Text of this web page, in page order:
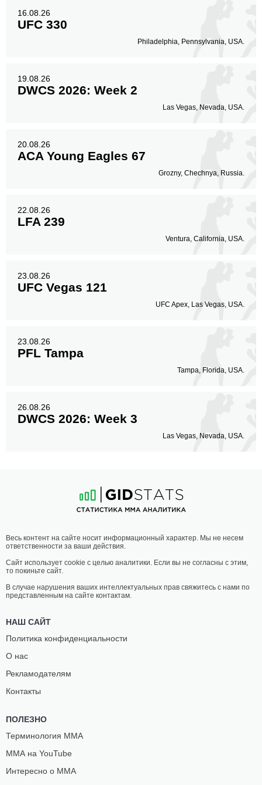
16.08.26
UFC 330
Philadelphia, Pennsylvania, USA.
19.08.26
DWCS 2026: Week 2
Las Vegas, Nevada, USA.
20.08.26
ACA Young Eagles 67
Grozny, Chechnya, Russia.
22.08.26
LFA 239
Ventura, California, USA.
23.08.26
UFC Vegas 121
UFC Apex, Las Vegas, USA.
23.08.26
PFL Tampa
Tampa, Florida, USA.
26.08.26
DWCS 2026: Week 3
Las Vegas, Nevada, USA.
Весь контент на сайте носит информационный характер. Мы не несем
ответственности за ваши действия.
Сайт использует cookie с целью аналитики. Если вы не согласны с этим,
то покиньте сайт.
В случае нарушения ваших интеллектуальных прав свяжитесь с нами по
представленным на сайте контактам.
НАШ САЙТ
Политика конфиденциальности
О нас
Рекламодателям
Контакты
ПОЛЕЗНО
Терминология ММА
ММА на YouTube
Интересно о ММА